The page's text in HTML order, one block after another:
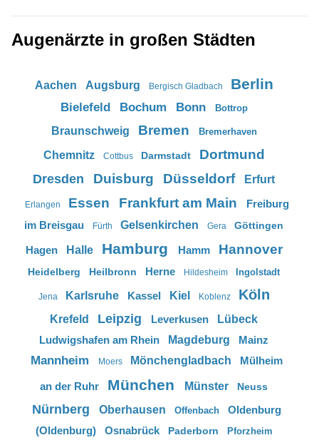
Augenärzte in großen Städten
Aachen Augsburg Bergisch Gladbach Berlin
Bielefeld Bochum Bonn Bottrop
Braunschweig Bremen Bremerhaven
Chemnitz Cottbus Darmstadt Dortmund
Dresden Duisburg Düsseldorf Erfurt
Erlangen Essen Frankfurt am Main
Freiburg
im Breisgau
Fürth Gelsenkirchen Gera Göttingen
Hagen Halle Hamburg Hamm Hannover
Heidelberg Heilbronn Herne Hildesheim Ingolstadt
Jena Karlsruhe Kassel Kiel Koblenz Köln
Krefeld Leipzig Leverkusen
Lübeck
Ludwigshafen am Rhein
Magdeburg Mainz
Mannheim Moers Mönchengladbach Mülheim
an der Ruhr München Münster Neuss
Nürnberg Oberhausen Offenbach
Oldenburg
(Oldenburg)
Osnabrück Paderborn Pforzheim